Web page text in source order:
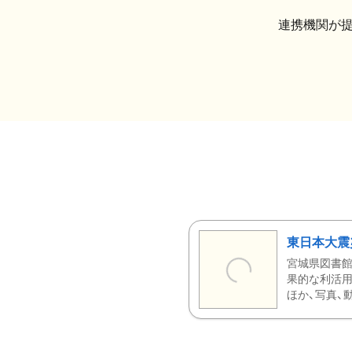
連携機関が
東日本大
宮城県図書
果的な利活
ほか、写真、